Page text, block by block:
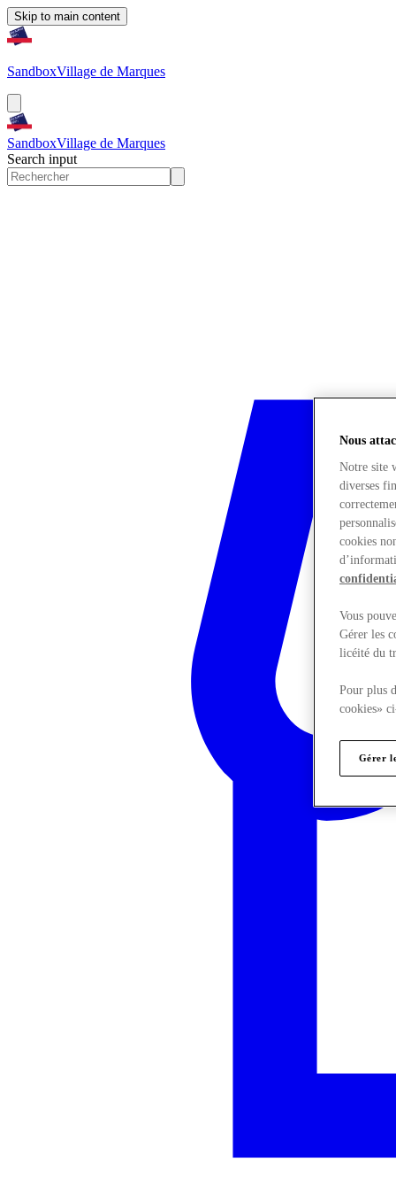
Skip to main content
SandboxVillage de Marques
SandboxVillage de Marques
Search input
Nous
Notre site
diverses
cookies
Vous
Gérer les
licéité du
Pour plus
cookies»
Gérer